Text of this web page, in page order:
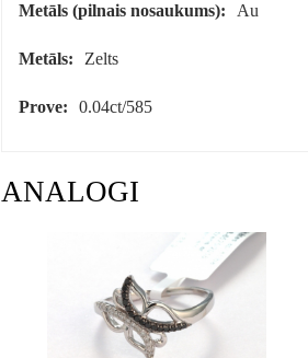
Metāls (pilnais nosaukums): Au
Metāls: Zelts
Prove: 0.04ct/585
ANALOGI